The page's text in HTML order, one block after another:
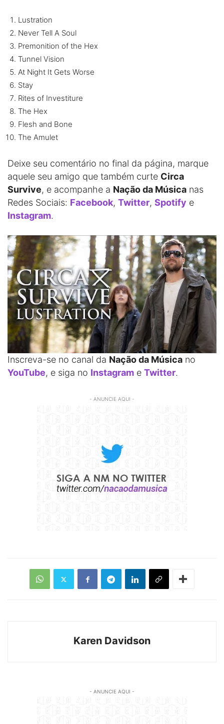
Lustration
Never Tell A Soul
Premonition of the Hex
Tunnel Vision
At Night It Gets Worse
Stay
Rites of Investiture
The Hex
Flesh and Bone
The Amulet
Deixe seu comentário no final da página, marque
aquele seu amigo que também curte Circa
Survive, e acompanhe a Nação da Música nas
Redes Sociais: Facebook, Twitter, Spotify e
Instagram.
Inscreva-se no canal da Nação da Música no
YouTube, e siga no Instagram e Twitter.
- ANUNCIE AQUI -
Karen Davidson
- ANUNCIE AQUI -